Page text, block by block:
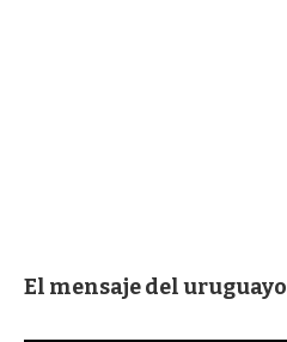
El mensaje del uruguayo